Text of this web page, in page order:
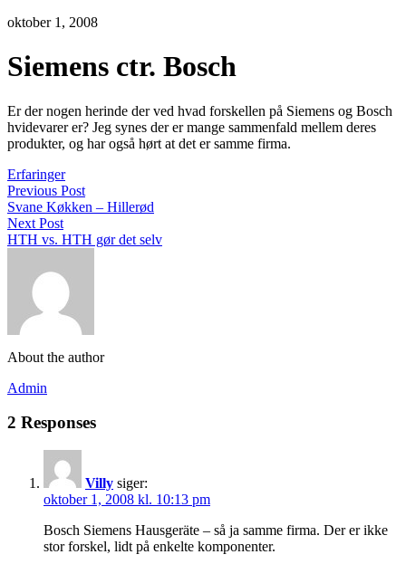
oktober 1, 2008
Siemens ctr. Bosch
Er der nogen herinde der ved hvad forskellen på Siemens og Bosch
hvidevarer er? Jeg synes der er mange sammenfald mellem deres
produkter, og har også hørt at det er samme firma.
Erfaringer
Previous Post
Svane Køkken – Hillerød
Next Post
HTH vs. HTH gør det selv
About the author
Admin
2 Responses
Villy siger:
oktober 1, 2008 kl. 10:13 pm
Bosch Siemens Hausgeräte – så ja samme firma. Der er ikke
stor forskel, lidt på enkelte komponenter.